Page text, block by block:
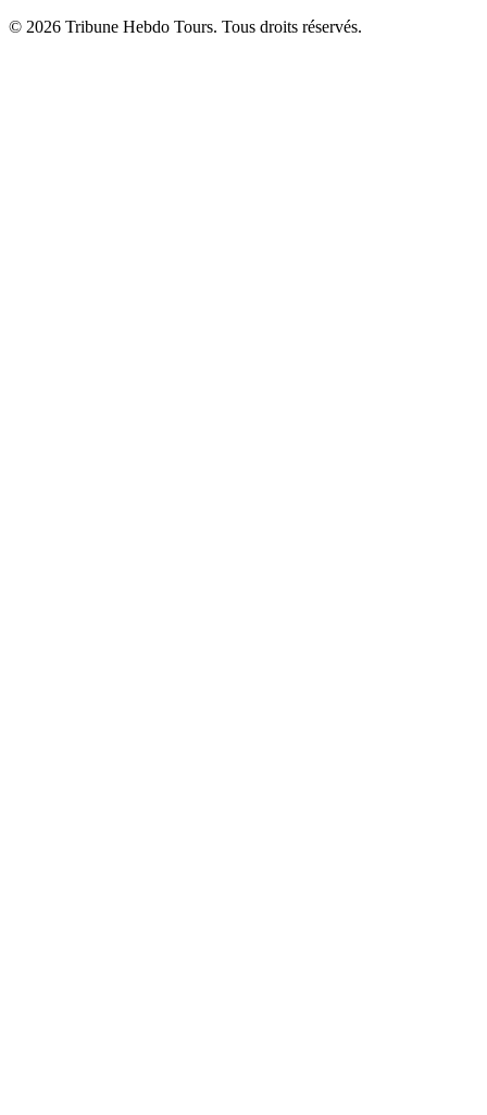
© 2026 Tribune Hebdo Tours. Tous droits réservés.